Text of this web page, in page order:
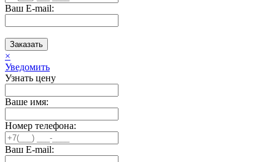
Ваш E-mail:
Заказать
×
Уведомить
Узнать цену
Ваше имя:
Номер телефона:
Ваш E-mail: